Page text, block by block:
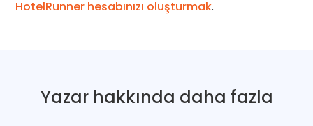
HotelRunner hesabınızı oluşturmak.
Yazar hakkında daha fazla